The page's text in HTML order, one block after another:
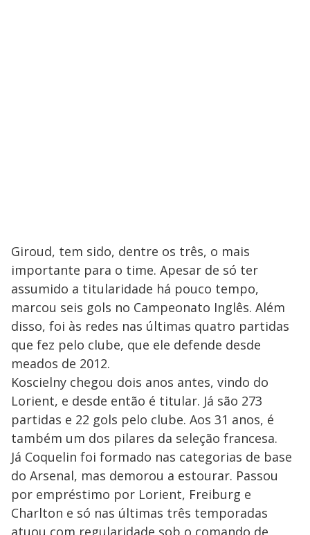
Giroud, tem sido, dentre os três, o mais
importante para o time. Apesar de só ter
assumido a titularidade há pouco tempo,
marcou seis gols no Campeonato Inglês. Além
disso, foi às redes nas últimas quatro partidas
que fez pelo clube, que ele defende desde
meados de 2012.
Koscielny chegou dois anos antes, vindo do
Lorient, e desde então é titular. Já são 273
partidas e 22 gols pelo clube. Aos 31 anos, é
também um dos pilares da seleção francesa.
Já Coquelin foi formado nas categorias de base
do Arsenal, mas demorou a estourar. Passou
por empréstimo por Lorient, Freiburg e
Charlton e só nas últimas três temporadas
atuou com regularidade sob o comando de